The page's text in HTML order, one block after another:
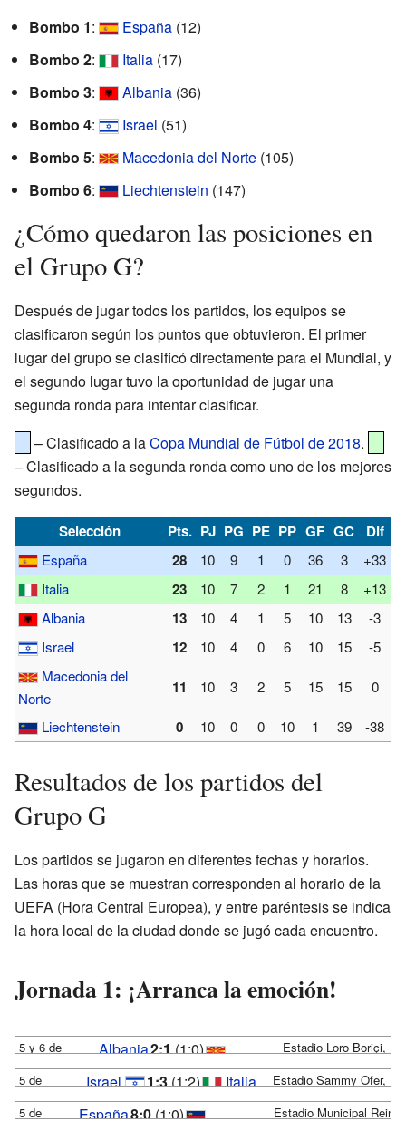
Bombo 1: España (12)
Bombo 2: Italia (17)
Bombo 3: Albania (36)
Bombo 4: Israel (51)
Bombo 5: Macedonia del Norte (105)
Bombo 6: Liechtenstein (147)
¿Cómo quedaron las posiciones en
el Grupo G?
Después de jugar todos los partidos, los equipos se
clasificaron según los puntos que obtuvieron. El primer
lugar del grupo se clasificó directamente para el Mundial, y
el segundo lugar tuvo la oportunidad de jugar una
segunda ronda para intentar clasificar.
– Clasificado a laCopa Mundial de Fútbol de 2018.
– Clasificado a la segunda ronda como uno de los mejores
segundos.
Selección Pts. PJ PG PE PP GF GC Dif
España 28 10 9 1 0 36 3
+33
Italia
23 10 7 2 1 21 8
+13
Albania
13 10 4 1 5 10 13
-3
Israel
12 10 4 0 6 10 15
-5
Macedonia del
Norte
11 10 3 2 5 15 15 0
Liechtenstein 0 10 0 0 10 1 39 -38
Resultados de los partidos del
Grupo G
Los partidos se jugaron en diferentes fechas y horarios.
Las horas que se muestran corresponden al horario de la
UEFA (Hora Central Europea), y entre paréntesis se indica
la hora local de la ciudad donde se jugó cada encuentro.
Jornada 1: ¡Arranca la emoción!
5 y 6 de
septiembre
de 2016,
20:45 y
14:00
Albania2:1(1:0)
Macedonia
Estadio Loro Boriçi,
Shkodër
5 de
septiembre
de 2016,
Israel 1:3(1:2) Italia
Estadio Sammy Ofer,
Haifa
5 de
España8:0(1:0)
Estadio Municipal Reino